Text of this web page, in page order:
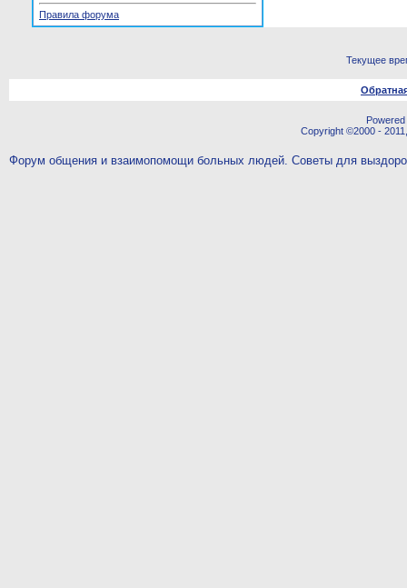
Правила форума
Текущее
Copyright ©2000 -
Форум общения и взаимопомощи больных людей. Советы для